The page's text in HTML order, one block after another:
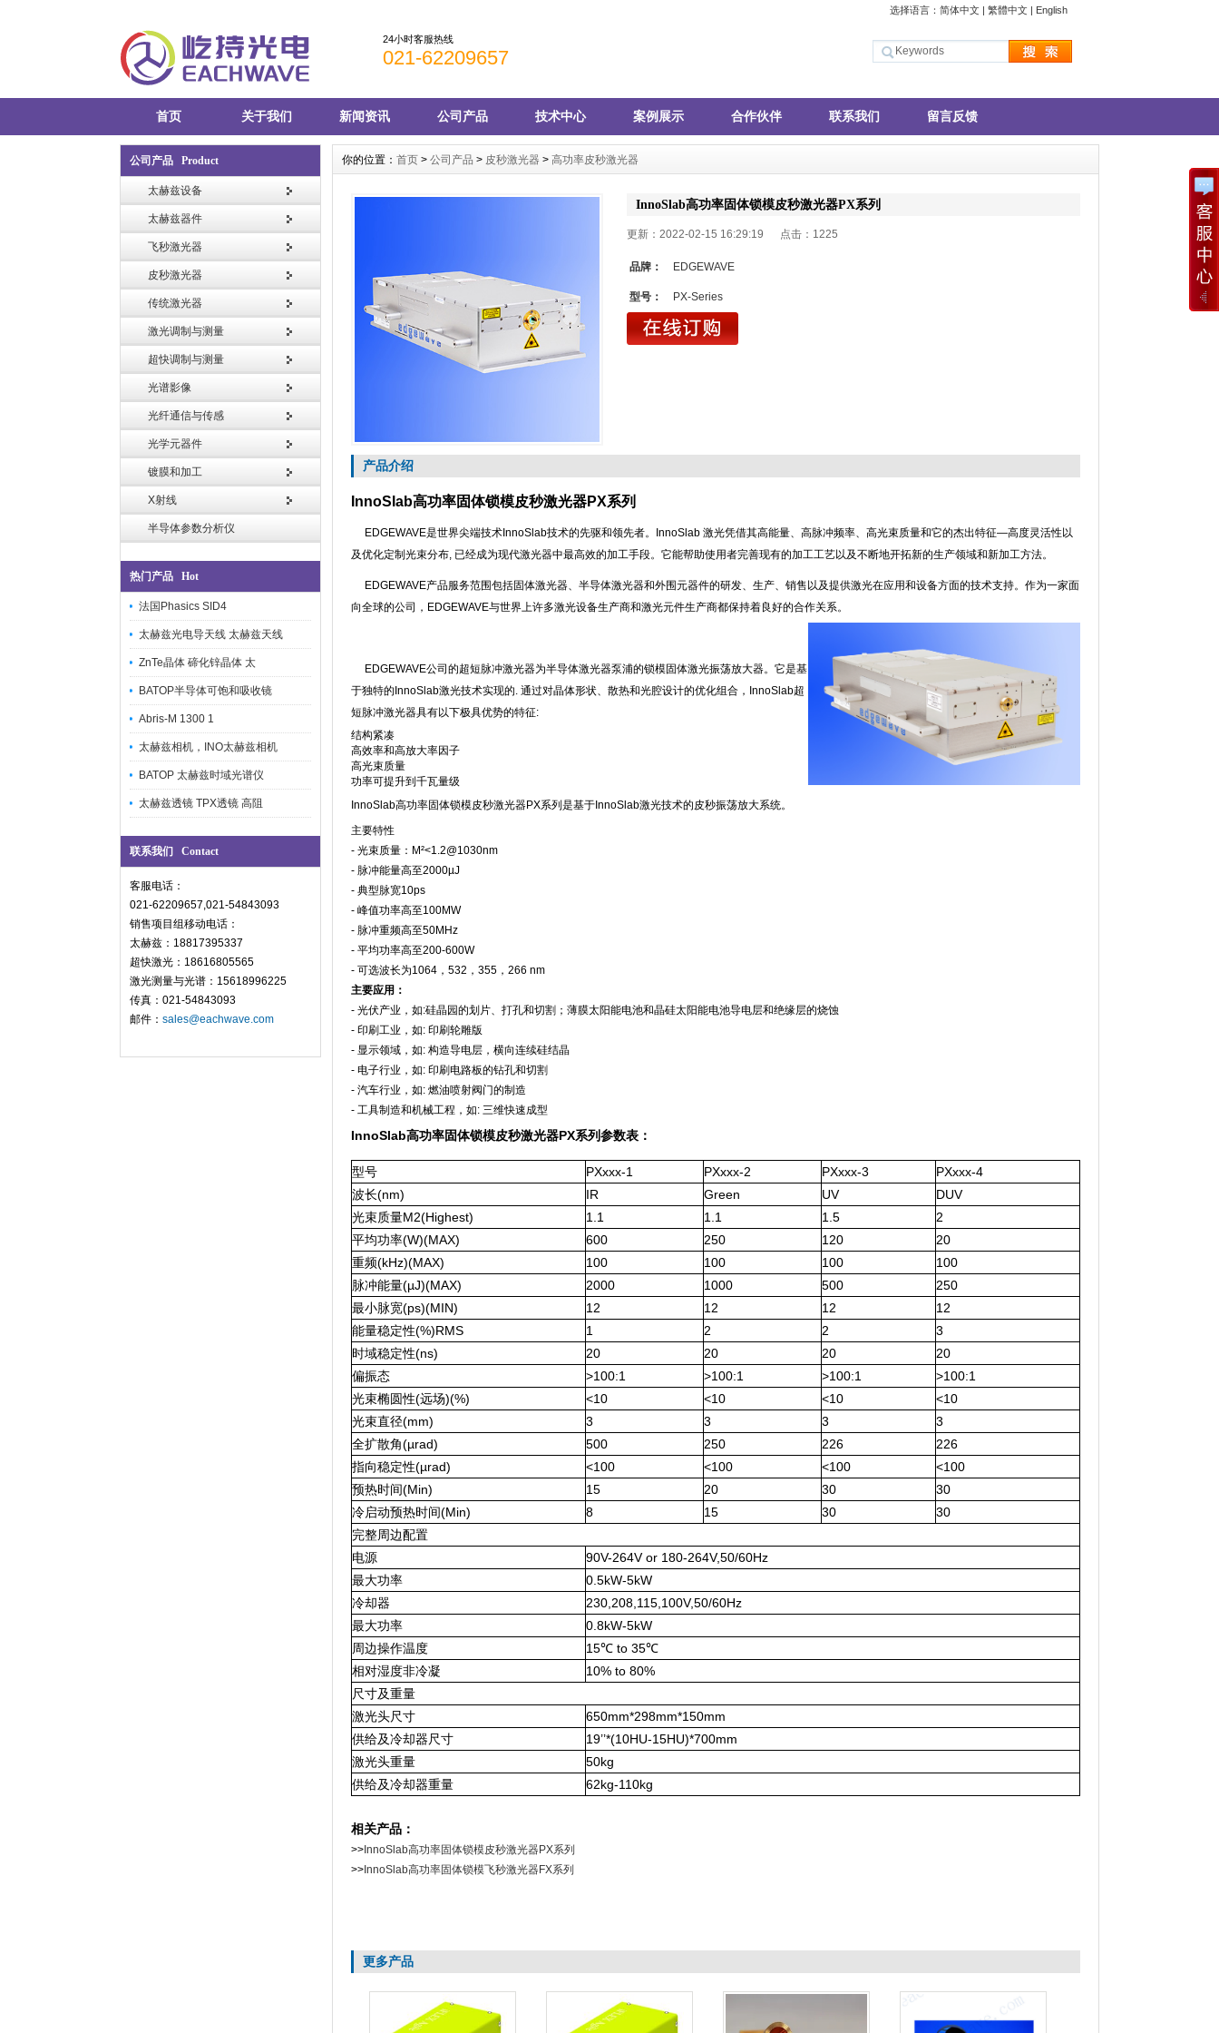
选择语言： 简体中文 | 繁體中文 | English
24小时客服热线
021-62209657
首页 关于我们 新闻资讯 公司产品 技术中心 案例展示 合作伙伴 联系我们 留言反馈
公司产品 Product
太赫兹设备
太赫兹器件
飞秒激光器
皮秒激光器
传统激光器
激光调制与测量
超快调制与测量
光谱影像
光纤通信与传感
光学元器件
镀膜和加工
X射线
半导体参数分析仪
热门产品 Hot
法国Phasics SID4
太赫兹光电导天线 太赫兹天线
ZnTe晶体 碲化锌晶体 太
BATOP半导体可饱和吸收镜
Abris-M 1300 1
太赫兹相机，INO太赫兹相机
BATOP 太赫兹时域光谱仪
太赫兹透镜 TPX透镜 高阻
联系我们 Contact
客服电话：
021-62209657,021-54843093
销售项目组移动电话：
太赫兹：18817395337
超快激光：18616805565
激光测量与光谱：15618996225
传真：021-54843093
邮件： sales@eachwave.com
你的位置： 首页 > 公司产品 > 皮秒激光器 > 高功率皮秒激光器
InnoSlab高功率固体锁模皮秒激光器PX系列
更新：2022-02-15 16:29:19 点击： 1225
品牌： EDGEWAVE
型号： PX-Series
产品介绍
InnoSlab高功率固体锁模皮秒激光器PX系列
EDGEWAVE是世界尖端技术InnoSlab技术的先驱和领先者。InnoSlab 激光凭借其高能量、高脉冲频率、高光束质量和它的杰出特征—高度灵活性以
及优化定制光束分布, 已经成为现代激光器中最高效的加工手段。它能帮助使用者完善现有的加工工艺以及不断地开拓新的生产领域和新加工方法。
EDGEWAVE产品服务范围包括固体激光器、半导体激光器和外围元器件的研发、生产、销售以及提供激光在应用和设备方面的技术支持。作为一家面
向全球的公司， EDGEWAVE与世界上许多激光设备生产商和激光元件生产商都保持着良好的合作关系。
EDGEWAVE公司的超短脉冲激光器为半导体激光器泵浦的锁模固体激光振荡放大器。它是基
于独特的InnoSlab激光技术实现的. 通过对晶体形状、散热和光腔设计的优化组合，InnoSlab超
短脉冲激光器具有以下极具优势的特征:
结构紧凑
高效率和高放大率因子
高光束质量
功率可提升到千瓦量级
InnoSlab高功率固体锁模皮秒激光器PX系列是基于InnoSlab激光技术的皮秒振荡放大系统。
主要特性
- 光束质量：M²<1.2@1030nm
- 脉冲能量高至2000µJ
- 典型脉宽10ps
- 峰值功率高至100MW
- 脉冲重频高至50MHz
- 平均功率高至200-600W
- 可选波长为1064，532，355，266 nm
主要应用：
- 光伏产业，如:硅晶园的划片、打孔和切割；薄膜太阳能电池和晶硅太阳能电池导电层和绝缘层的烧蚀
- 印刷工业，如: 印刷轮雕版
- 显示领域，如: 构造导电层，横向连续硅结晶
- 电子行业，如: 印刷电路板的钻孔和切割
- 汽车行业，如: 燃油喷射阀门的制造
- 工具制造和机械工程，如: 三维快速成型
InnoSlab高功率固体锁模皮秒激光器PX系列参数表：
型号 PXxxx-1 PXxxx-2 PXxxx-3
PXxxx-4
波长(nm) IR Green UV
DUV
光束质量M2(Highest) 1.1 1.1 1.5
2
平均功率(W)(MAX) 600 250 120
20
重频(kHz)(MAX) 100 100 100
100
脉冲能量(µJ)(MAX) 2000 1000 500
250
最小脉宽(ps)(MIN) 12 12 12
12
能量稳定性(%)RMS 1 2 2
3
时域稳定性(ns) 20 20 20
20
偏振态
>100:1 >100:1 >100:1
>100:1
光束椭圆性(远场)(%) <10 <10 <10
<10
光束直径(mm)
3 3 3
3
全扩散角(µrad)
500 250 226
226
指向稳定性(µrad)
<100 <100 <100
<100
预热时间(Min)
15 20 30
30
冷启动预热时间(Min)
8 15 30
30
完整周边配置
电源
90V-264V or 180-264V,50/60Hz
最大功率
0.5kW-5kW
冷却器
230,208,115,100V,50/60Hz
最大功率
0.8kW-5kW
周边操作温度
15℃ to 35℃
相对湿度非冷凝
10% to 80%
尺寸及重量
激光头尺寸
650mm*298mm*150mm
供给及冷却器尺寸
19’’*(10HU-15HU)*700mm
激光头重量
50kg
供给及冷却器重量
62kg-110kg
相关产品：
>> InnoSlab高功率固体锁模皮秒激光器PX系列
>> InnoSlab高功率固体锁模飞秒激光器FX系列
更多产品